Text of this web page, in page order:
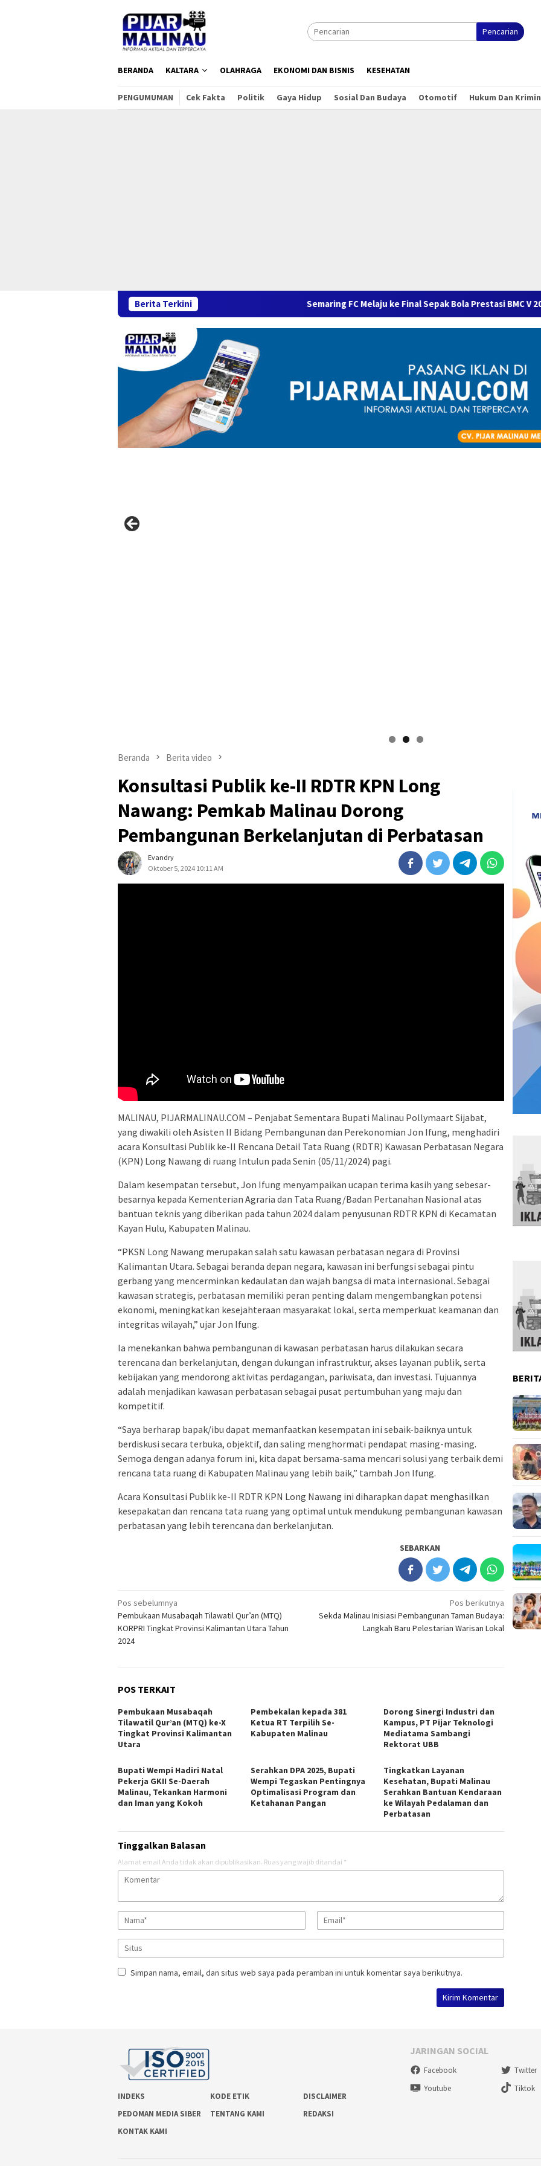
Pencarian
BERANDA KALTARA OLAHRAGA EKONOMI DAN BISNIS KESEHATAN
PENGUMUMAN Cek Fakta Politik Gaya Hidup Sosial Dan Budaya Otomotif Hukum Dan
Berita Terkini Semaring FC Melaju ke Final Sepak Bola Prestasi BMC V 2026 Usai
Beranda Berita video
Konsultasi Publik ke-II RDTR KPN Long
Nawang: Pemkab Malinau Dorong
Pembangunan Berkelanjutan di Perbatasan
Evandry
Oktober 5, 2024 10:11 AM
MALINAU, PIJARMALINAU.COM – Penjabat Sementara Bupati Malinau Pollymaart Sijabat,
yang diwakili oleh Asisten II Bidang Pembangunan dan Perekonomian Jon Ifung, menghadiri
acara Konsultasi Publik ke-II Rencana Detail Tata Ruang (RDTR) Kawasan Perbatasan Negara
(KPN) Long Nawang di ruang Intulun pada Senin (05/11/2024) pagi.
Dalam kesempatan tersebut, Jon Ifung menyampaikan ucapan terima kasih yang sebesar-
besarnya kepada Kementerian Agraria dan Tata Ruang/Badan Pertanahan Nasional atas
bantuan teknis yang diberikan pada tahun 2024 dalam penyusunan RDTR KPN di Kecamatan
Kayan Hulu, Kabupaten Malinau.
“PKSN Long Nawang merupakan salah satu kawasan perbatasan negara di Provinsi
Kalimantan Utara. Sebagai beranda depan negara, kawasan ini berfungsi sebagai pintu
gerbang yang mencerminkan kedaulatan dan wajah bangsa di mata internasional. Sebagai
kawasan strategis, perbatasan memiliki peran penting dalam mengembangkan potensi
ekonomi, meningkatkan kesejahteraan masyarakat lokal, serta memperkuat keamanan dan
integritas wilayah,” ujar Jon Ifung.
Ia menekankan bahwa pembangunan di kawasan perbatasan harus dilakukan secara
terencana dan berkelanjutan, dengan dukungan infrastruktur, akses layanan publik, serta
kebijakan yang mendorong aktivitas perdagangan, pariwisata, dan investasi. Tujuannya
adalah menjadikan kawasan perbatasan sebagai pusat pertumbuhan yang maju dan
kompetitif.
“Saya berharap bapak/ibu dapat memanfaatkan kesempatan ini sebaik-baiknya untuk
berdiskusi secara terbuka, objektif, dan saling menghormati pendapat masing-masing.
Semoga dengan adanya forum ini, kita dapat bersama-sama mencari solusi yang terbaik demi
rencana tata ruang di Kabupaten Malinau yang lebih baik,” tambah Jon Ifung.
Acara Konsultasi Publik ke-II RDTR KPN Long Nawang ini diharapkan dapat menghasilkan
kesepakatan dan rencana tata ruang yang optimal untuk mendukung pembangunan kawasan
perbatasan yang lebih terencana dan berkelanjutan.
SEBARKAN
Navigasi
pos
Pos sebelumnya
Pembukaan Musabaqah Tilawatil Qur’an (MTQ)
KORPRI Tingkat Provinsi Kalimantan Utara Tahun
2024
Pos berikutnya
Sekda Malinau Inisiasi Pembangunan Taman Budaya:
Langkah Baru Pelestarian Warisan Lokal
POS TERKAIT
Pembukaan Musabaqah
Tilawatil Qur’an (MTQ) ke-X
Tingkat Provinsi Kalimantan
Utara
Pembekalan kepada 381
Ketua RT Terpilih Se-
Kabupaten Malinau
Dorong Sinergi Industri dan
Kampus, PT Pijar Teknologi
Mediatama Sambangi
Rektorat UBB
Bupati Wempi Hadiri Natal
Pekerja GKII Se-Daerah
Malinau, Tekankan Harmoni
dan Iman yang Kokoh
Serahkan DPA 2025, Bupati
Wempi Tegaskan Pentingnya
Optimalisasi Program dan
Ketahanan Pangan
Tingkatkan Layanan
Kesehatan, Bupati Malinau
Serahkan Bantuan Kendaraan
ke Wilayah Pedalaman dan
Perbatasan
Tinggalkan Balasan
Alamat email Anda tidak akan dipublikasikan. Ruas yang wajib ditandai *
Simpan nama, email, dan situs web saya pada peramban ini untuk komentar saya berikutnya.
INDEKS KODE ETIK
DISCLAIMER
PEDOMAN MEDIA SIBER
TENTANG KAMI
REDAKSI
KONTAK KAMI
JARINGAN SOCIAL
Facebook Twitter
Youtube
Tiktok